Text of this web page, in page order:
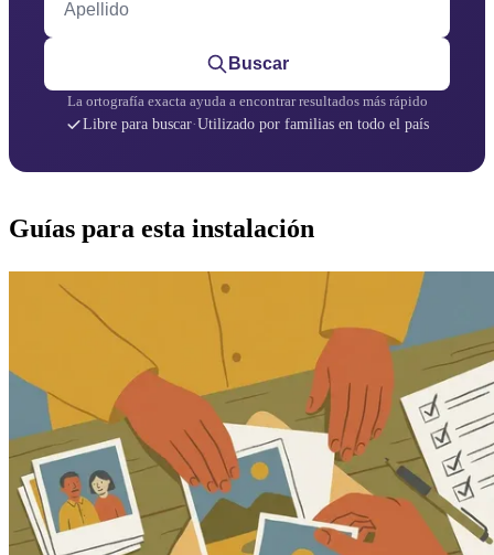
Buscar
La ortografía exacta ayuda a encontrar resultados más rápido
Libre para buscar·Utilizado por familias en todo el país
Guías para esta instalación